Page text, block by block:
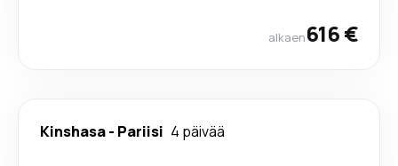
alkaen616 €
Kinshasa- Pariisi 4 päivää